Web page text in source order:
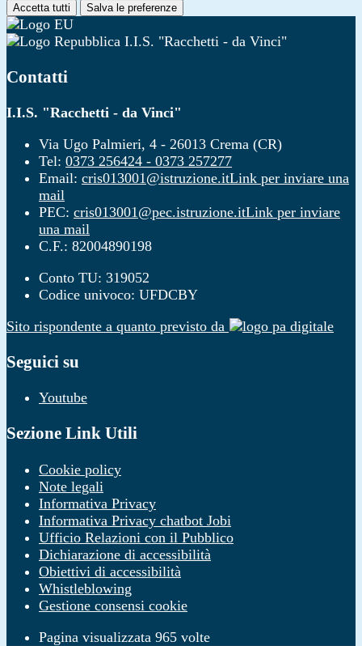
Accetta tutti Salva le preferenze
I.I.S. "Racchetti - da Vinci"
Contatti
I.I.S. "Racchetti - da Vinci"
Via Ugo Palmieri, 4 - 26013 Crema (CR)
Tel: 0373 256424 - 0373 257277
Email: cris013001@istruzione.itLink per inviare una
mail
PEC: cris013001@pec.istruzione.itLink per inviare
una mail
C.F.: 82004890198
Conto TU: 319052
Codice univoco: UFDCBY
Sito rispondente a quanto previsto da
Seguici su
Youtube
Sezione Link Utili
Cookie policy
Note legali
Informativa Privacy
Informativa Privacy chatbot Jobi
Ufficio Relazioni con il Pubblico
Dichiarazione di accessibilità
Obiettivi di accessibilità
Whistleblowing
Gestione consensi cookie
Pagina visualizzata 965 volte